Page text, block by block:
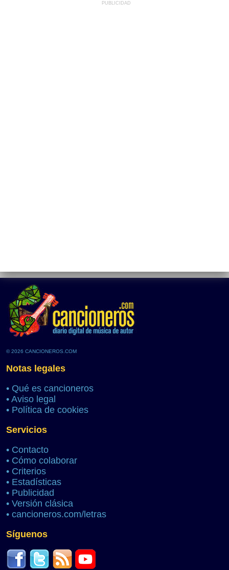
PUBLICIDAD
© 2026 CANCIONEROS.COM
Notas legales
• Qué es cancioneros
• Aviso legal
• Política de cookies
Servicios
• Contacto
• Cómo colaborar
• Criterios
• Estadísticas
• Publicidad
• Versión clásica
• cancioneros.com/letras
Síguenos